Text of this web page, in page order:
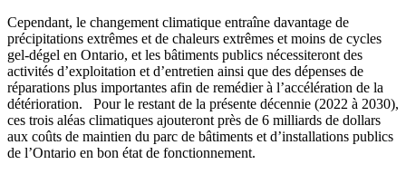
Cependant, le changement climatique entraîne davantage de
précipitations extrêmes et de chaleurs extrêmes et moins de cycles
gel-dégel en Ontario, et les bâtiments publics nécessiteront des
activités d’exploitation et d’entretien ainsi que des dépenses de
réparations plus importantes afin de remédier à l’accélération de la
détérioration. Pour le restant de la présente décennie (2022 à 2030),
ces trois aléas climatiques ajouteront près de 6 milliards de dollars
aux coûts de maintien du parc de bâtiments et d’installations publics
de l’Ontario en bon état de fonctionnement.